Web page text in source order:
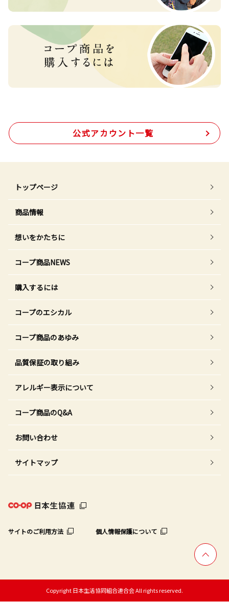
公式アカウント一覧
トップページ
商品情報
想いをかたちに
コープ商品NEWS
購入するには
コープのエシカル
コープ商品のあゆみ
品質保証の取り組み
アレルギー表示について
コープ商品のQ&A
お問い合わせ
サイトマップ
サイトのご利用方法 個人情報保護について
Copyright 日本生活協同組合連合会 All rights reserved.